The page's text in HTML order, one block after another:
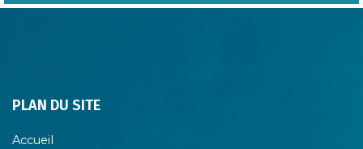
PLAN DU SITE
Accueil